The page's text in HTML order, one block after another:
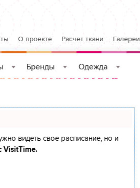
О проекте Расчет ткани Галереи
Бренды Одежда
видеть свое расписание, но и
VisitTime.